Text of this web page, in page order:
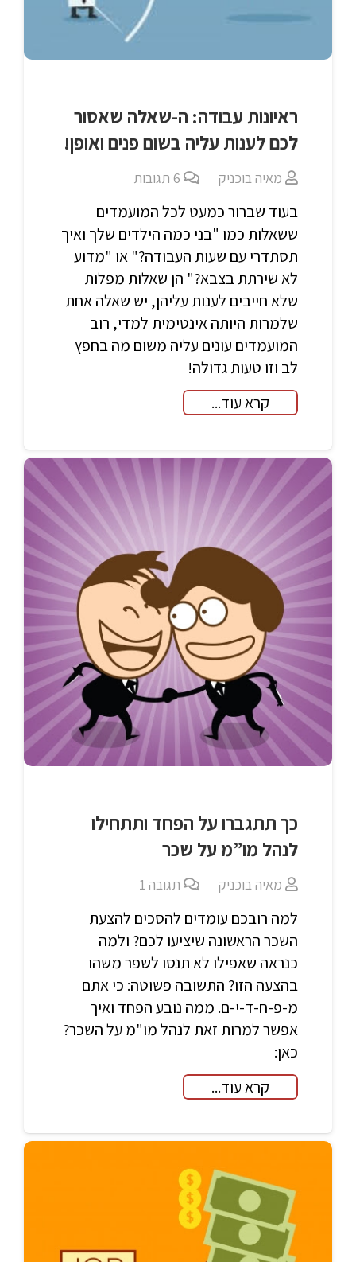
ראיונות עבודה: ה-שאלה שאסור
לכם לענות עליה בשום פנים ואופן!
מאיה בוכניק 6 תגובות
בעוד שברור כמעט לכל המועמדים
ששאלות כמו "בני כמה הילדים שלך ואיך
תסתדרי עם שעות העבודה?" או "מדוע
לא שירתת בצבא?" הן שאלות מפלות
שלא חייבים לענות עליהן, יש שאלה אחת
שלמרות היותה אינטימית למדי, רוב
המועמדים עונים עליה משום מה בחפץ
לב וזו טעות גדולה!
קרא עוד...
כך תתגברו על הפחד ותתחילו
לנהל מו”מ על שכר
מאיה בוכניק תגובה1
למה רובכם עומדים להסכים להצעת
השכר הראשונה שיציעו לכם? ולמה
כנראה שאפילו לא תנסו לשפר משהו
בהצעה הזו? התשובה פשוטה: כי אתם
מ-פ-ח-ד-י-ם. ממה נובע הפחד ואיך
אפשר למרות זאת לנהל מו"מ על השכר?
כאן:
קרא עוד...